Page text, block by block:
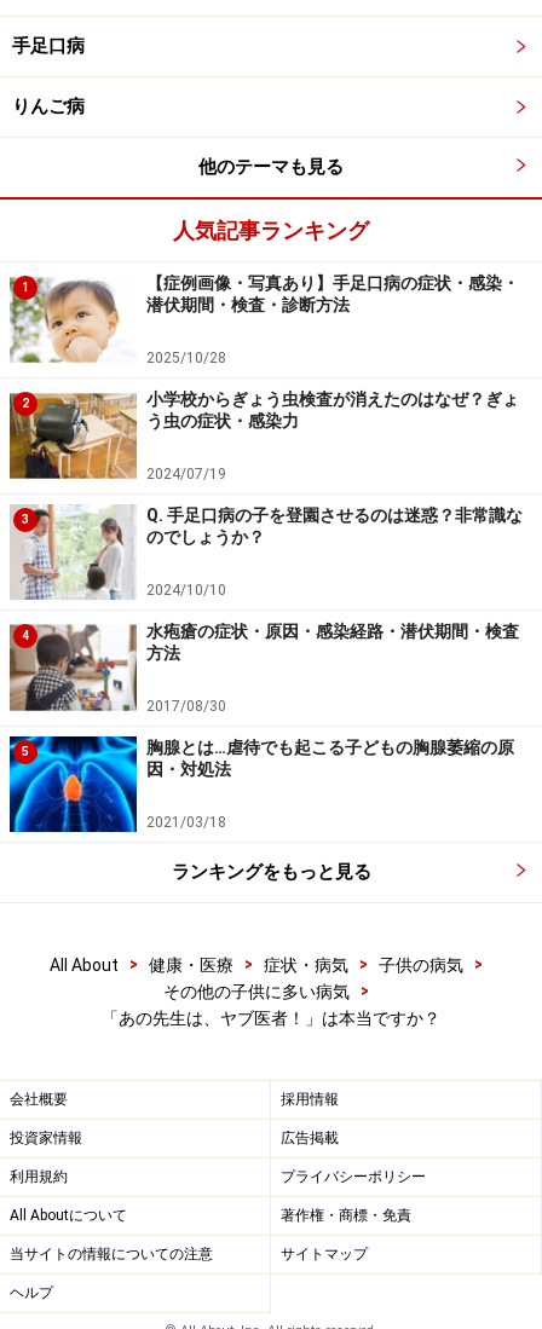
で、今まで積み上げた信頼関係を崩すことは得策ではあ
りません。かかりつけ医は、どの他の医師よりお子さん
って、「あそこの先生はダメ！」と早合点をしないよう
*ネット上での診断・相談は診察ができないことから行え
ません。この記事は実際の診察室での会話をもとに構成
したものです。診断・相談が必要な方、お子様が病気に
かかった場合は医院、病院で実際に受診してください。
＜参考リンク先＞
「かかりつけ医」と「専門医」の違いって？（記事）
子供が軽症の喘息 どう治療する？（記事）
教えてドクター！Q&A 夏の風邪 プール熱（記事）
※記事内容は執筆時点のものです。最新の内容をご確認くださ
い。
※当サイトにおける医師・医療従事者等による情報の提供は、診
断・治療行為ではありません。診断・治療を必要とする方は、適
切な医療機関での受診をおすすめいたします。記事内容は執筆者
個人の見解によるものであり、全ての方への有効性を保証するも
のではありません。当サイトで提供する情報に基づいて被ったい
かなる損害についても、当社、各ガイド、その他当社と契約した
情報提供者は一切の責任を負いかねます。
免責事項
手足口病
りんご病
他のテーマも見る
人気記事ランキング
1
【症例画像・写真あり】手足口病の症状・感染・
潜伏期間・検査・診断方法
2025/10/28
2
小学校からぎょう虫検査が消えたのはなぜ？ぎょ
う虫の症状・感染力
2024/07/19
3
Q. 手足口病の子を登園させるのは迷惑？非常識な
のでしょうか？
2024/10/10
4
水疱瘡の症状・原因・感染経路・潜伏期間・検査
方法
2017/08/30
5
胸腺とは…虐待でも起こる子どもの胸腺萎縮の原
因・対処法
2021/03/18
ランキングをもっと見る
All About > 健康・医療 > 症状・病気 > 子供の病気
>
その他の子供に多い病気
>
「あの先生は、ヤブ医者！」は本当ですか？
会社概要 採用情報
投資家情報 広告掲載
利用規約 プライバシーポリシー
All Aboutについて 著作権・商標・免責
当サイトの情報についての注意 サイトマップ
ヘルプ